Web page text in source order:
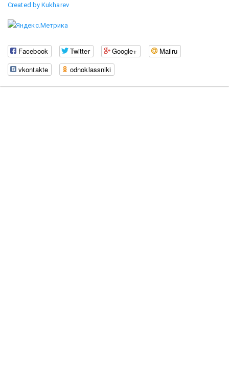
Created by Kukharev
Facebook Twitter Google+
Mailru
vkontakte
odnoklassniki